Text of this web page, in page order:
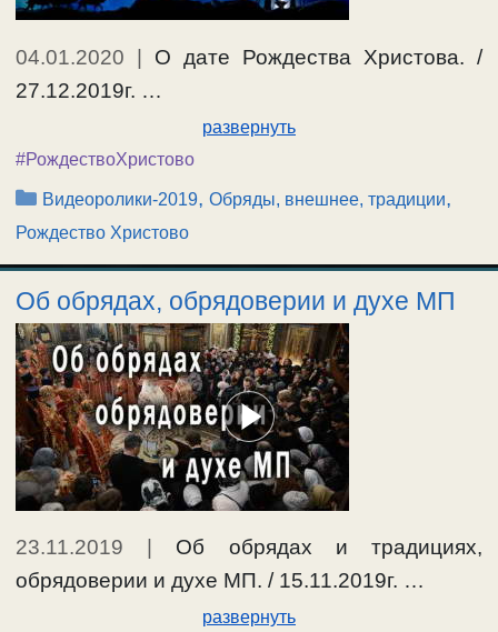
04.01.2020
О дате Рождества Христова. /
27.12.2019г. …
развернуть
#РождествоХристово
Рубрики
Видеоролики-2019,Обряды, внешнее, традиции,
Рождество Христово
Об обрядах, обрядоверии и духе МП
23.11.2019
Об обрядах и традициях,
обрядоверии и духе МП. / 15.11.2019г. …
развернуть